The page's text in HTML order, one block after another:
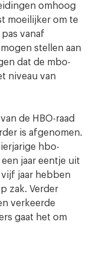
omhoog
moeilijker om te
vanaf
stellen aan
dat de mbo-
niveau van
de HBO-raad
is afgenomen.
hbo-
jaar eentje uit
jaar hebben
zak. Verder
verkeerde
gaat het om